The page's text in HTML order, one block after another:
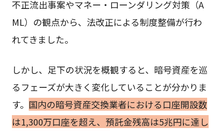
不正流出事案やマネー・ローンダリング対策（A
ML）の観点から、法改正による制度整備が行わ
れてきました。
しかし、足下の状況を概観すると、暗号資産を巡
るフェーズが大きく変化していることが分かりま
す。 国内の暗号資産交換業者における口座開設数
は1,300万口座を超え、預託金残高は5兆円に達し